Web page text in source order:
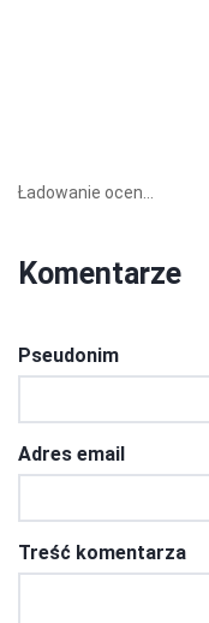
Ładowanie ocen...
Komentarze
Pseudonim
Adres email
Treść komentarza